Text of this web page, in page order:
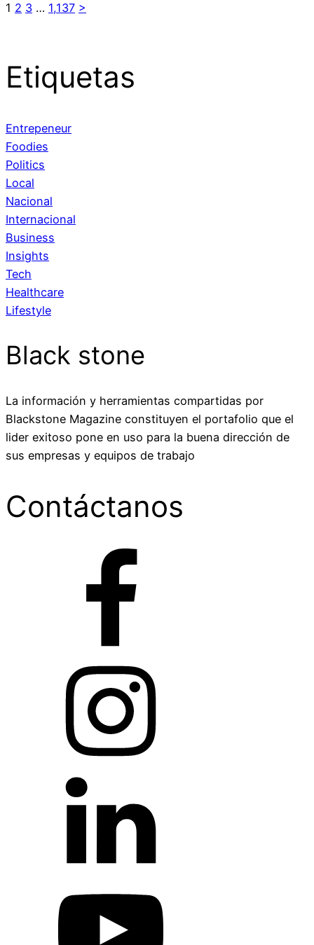
1 2 3 … 1,137 >
Etiquetas
Entrepeneur
Foodies
Politics
Local
Nacional
Internacional
Business
Insights
Tech
Healthcare
Lifestyle
Black stone
La información y herramientas compartidas por
Blackstone Magazine constituyen el portafolio que el
lider exitoso pone en uso para la buena dirección de
sus empresas y equipos de trabajo
Contáctanos